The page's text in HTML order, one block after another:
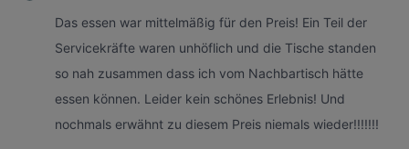
Das essen war mittelmäßig für den Preis! Ein Teil der
Servicekräfte waren unhöflich und die Tische standen
so nah zusammen dass ich vom Nachbartisch hätte
essen können. Leider kein schönes Erlebnis! Und
nochmals erwähnt zu diesem Preis niemals wieder!!!!!!!